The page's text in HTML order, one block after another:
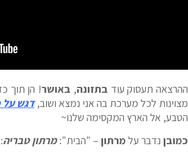
ההרצאה תעסוק עוד בתזונה, באושר! הן תוך
מצוינות לכל מערכת בה אני נמצא ושוב,דגש על
הטבע, אל הארץ המקסימה שלנו~
כמובן נדבר על מרתון – "הבית":מרתון טבריה: